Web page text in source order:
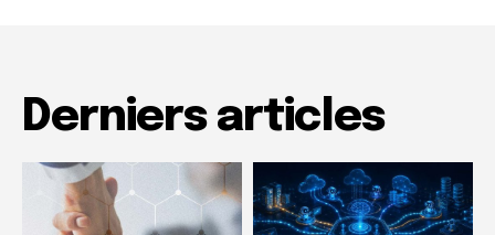
Derniers articles